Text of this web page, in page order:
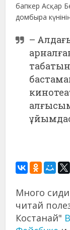
бапкер Асқар
домбыра
–
Много
читай
Костанай"